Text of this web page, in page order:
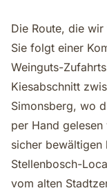
Die Route, die
Sie folgt einer
Weinguts-
Kiesabschnitt
Simonsberg, wo
per Hand
sicher bewältigen
Stellenbosch-
vom alten